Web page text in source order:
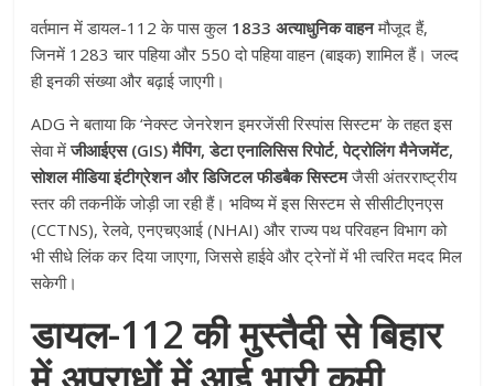
वर्तमान में डायल-112 के पास कुल 1833 अत्याधुनिक वाहनमौजूद हैं,
जिनमें 1283 चार पहिया और 550 दो पहिया वाहन (बाइक) शामिल हैं। जल्द
ही इनकी संख्या और बढ़ाई जाएगी।
ADG ने बताया कि ‘नेक्स्ट जेनरेशन इमरजेंसी रिस्पांस सिस्टम’ के तहत इस
सेवा मेंजीआईएस (GIS) मैपिंग, डेटा एनालिसिस रिपोर्ट, पेट्रोलिंग मैनेजमेंट,
सोशल मीडिया इंटीग्रेशन और डिजिटल फीडबैक सिस्टमजैसी अंतरराष्ट्रीय
स्तर की तकनीकें जोड़ी जा रही हैं। भविष्य में इस सिस्टम से सीसीटीएनएस
(CCTNS), रेलवे, एनएचएआई (NHAI) और राज्य पथ परिवहन विभाग को
भी सीधे लिंक कर दिया जाएगा, जिससे हाईवे और ट्रेनों में भी त्वरित मदद मिल
सकेगी।
डायल-112 की मुस्तैदी से बिहार